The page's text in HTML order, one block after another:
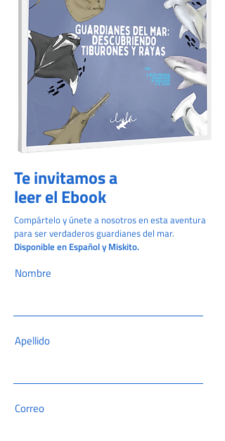
Te invitamos a
leer el Ebook
Compártelo y únete a nosotros en esta aventura
para ser verdaderos guardianes del mar.
Disponible en Español y Miskito.
Nombre
Apellido
Correo